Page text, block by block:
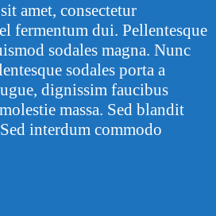
amet, consectetur
fermentum dui. Pellentesque
sodales magna. Nunc
sodales porta a
dignissim faucibus
massa. Sed blandit
interdum commodo